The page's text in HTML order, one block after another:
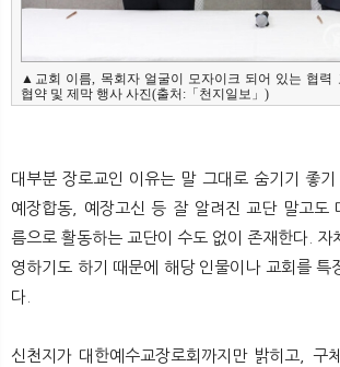
▲교회 이름, 목회자 얼굴이 모자이크 되어 있는 협력
협약 및 제막 행사 사진(출처:「천지일보」)
대부분 장로교인 이유는 말 그대로 숨기기 좋기
예장합동, 예장고신 등 잘 알려진 교단 말고도
름으로 활동하는 교단이 수도 없이 존재한다. 자
영하기도 하기 때문에 해당 인물이나 교회를 특
다.
신천지가 대한예수교장로회까지만 밝히고, 구